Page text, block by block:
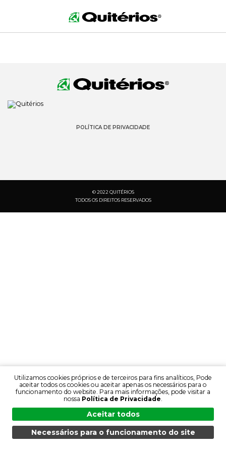
POLÍTICA DE PRIVACIDADE
© 2022 QUITÉRIOS
TODOS OS DIREITOS RESERVADOS
MENU PESQUISA PRODUTOS PT
Utilizamos cookies próprios e de terceiros para fins analíticos, Pode
aceitar todos os cookies ou aceitar apenas os necessários para o
funcionamento do website. Para mais informações, pode visitar a
nossa Política de Privacidade.
Aceitar todos
Necessários para o funcionamento do site